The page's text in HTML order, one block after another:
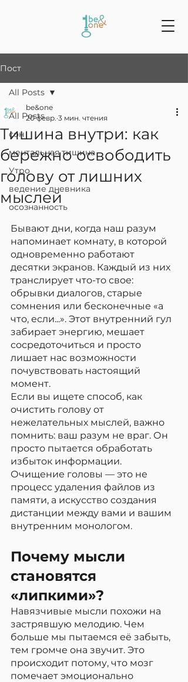
Пост
All Posts
сон
ментальная тишина
Утро
ведение дневника
осознанность
All Posts
Тишина внутри: как
бережно освободить
голову от лишних
мыслей
be&one
20 февр. 3 мин. чтения
Бывают дни, когда наш разум
напоминает комнату, в которой
одновременно работают
десятки экранов. Каждый из них
транслирует что-то свое:
обрывки диалогов, старые
сомнения или бесконечные «а
что, если...». Этот внутренний гул
забирает энергию, мешает
сосредоточиться и просто
лишает нас возможности
почувствовать настоящий
момент.
Если вы ищете способ, как
очистить голову от
нежелательных мыслей, важно
помнить: ваш разум не враг. Он
просто пытается обработать
избыток информации.
Очищение головы — это не
процесс удаления файлов из
памяти, а искусство создания
дистанции между вами и вашим
внутренним монологом.
Почему мысли
становятся
«липкими»?
Навязчивые мысли похожи на
застрявшую мелодию. Чем
больше мы пытаемся её забыть,
тем громче она звучит. Это
происходит потому, что мозг
помечает эмоционально